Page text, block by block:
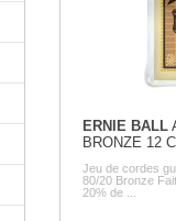
ERNIE BALL
BRONZE 12
Jeu de cordes
80/20 Bronze
20% de ...